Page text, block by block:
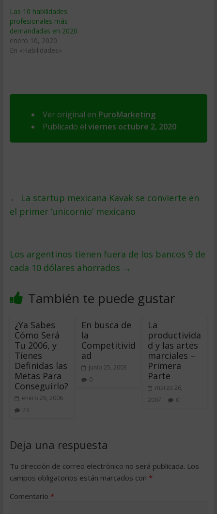
Las 10 habilidades
profesionales más
demandadas en 2020
enero 10, 2020
En «Habilidades»
Ver original en PuroMarketing
Publicado el viernes octubre 2, 2020
← La startup mexicana Kavak se convierte en
el primer ‘unicornio’ mexicano
Los argentinos tienen fuera de los bancos 9 de
cada 10 dólares ahorrados →
También te puede gustar
¿Ya Sabes
Cómo Será
Tu 2006, y
Tienes
Definidas las
Metas Para
Conseguirlo?
enero 26, 2006
23
En busca de
la
Competitivid
ad
junio 25, 2003
0
La
productivida
d y las artes
marciales –
Primera
Parte
marzo 26,
2007
0
Deja una respuesta
Tu dirección de correo electrónico no será publicada. Los
campos obligatorios están marcados con *
Comentario *